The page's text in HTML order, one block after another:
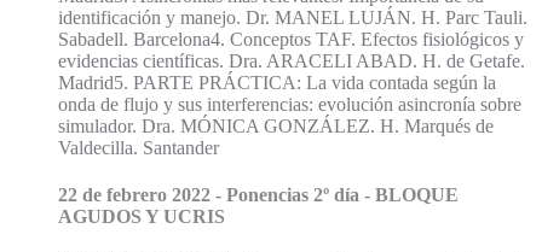
identificación y manejo. Dr. MANEL LUJÁN. H. Parc Tauli.
Sabadell. Barcelona4. Conceptos TAF. Efectos fisiológicos y
evidencias científicas. Dra. ARACELI ABAD. H. de Getafe.
Madrid5. PARTE PRÁCTICA: La vida contada según la
onda de flujo y sus interferencias: evolución asincronía sobre
simulador. Dra. MÓNICA GONZÁLEZ. H. Marqués de
Valdecilla. Santander
22 de febrero 2022 - Ponencias 2º día - BLOQUE
AGUDOS Y UCRIS